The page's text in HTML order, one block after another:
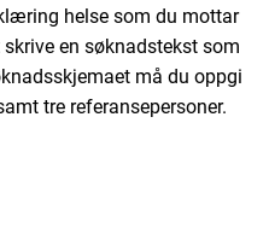
helse som du mottar
en søknadstekst som
må du oppgi
tre referansepersoner.